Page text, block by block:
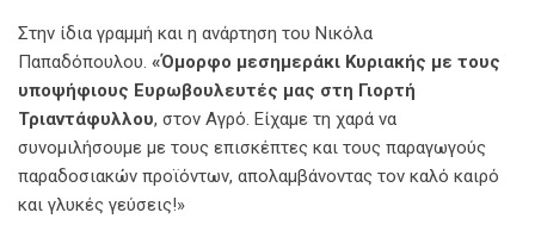
Στην ίδια γραμμή και η ανάρτηση του Νικόλα
Παπαδόπουλου. «Όμορφο μεσημεράκι Κυριακής με τους
υποψήφιους Ευρωβουλευτές μας στη Γιορτή
Τριαντάφυλλου, στον Αγρό. Είχαμε τη χαρά να
συνομιλήσουμε με τους επισκέπτες και τους παραγωγούς
παραδοσιακών προϊόντων, απολαμβάνοντας τον καλό καιρό
και γλυκές γεύσεις!»